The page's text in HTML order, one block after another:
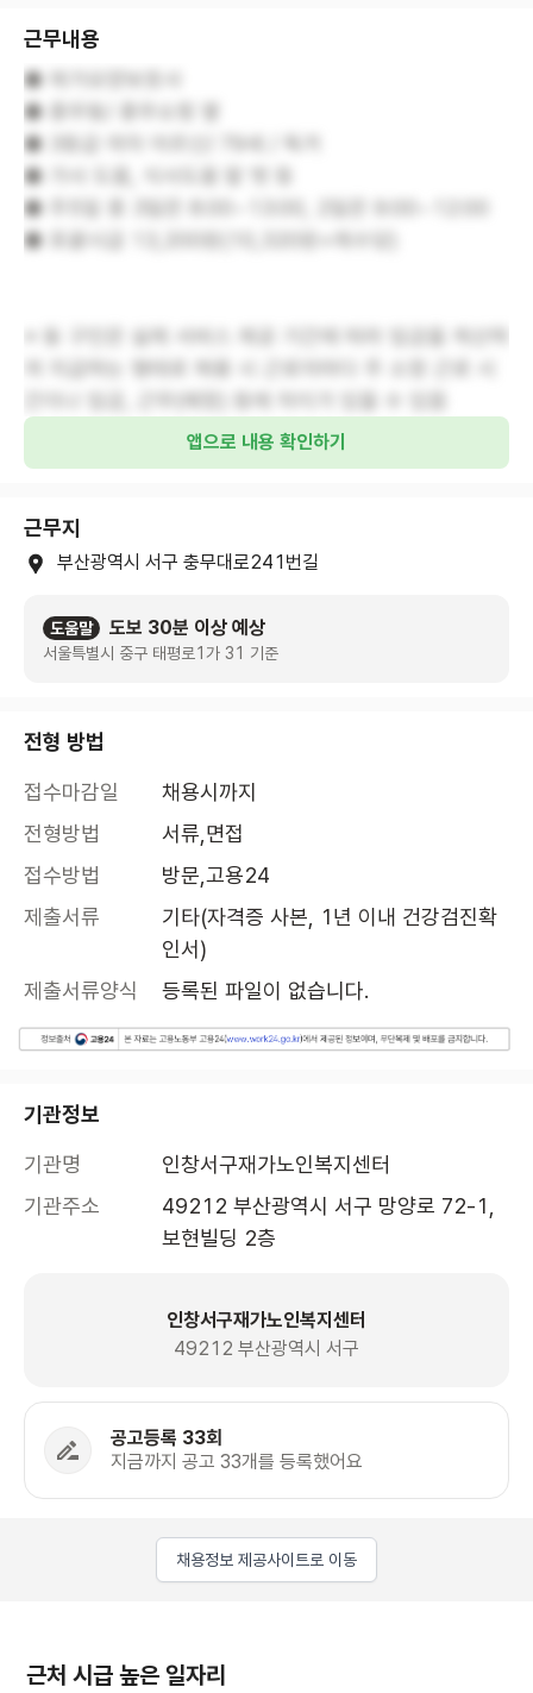
근무내용
● 재가요양보호사
● 충무동/ 충무쇼핑 옆
● 3등급 여자 어르신/ 79세 / 독거
● 가사 도움, 식사도움 말 벗 등
● 주5일 중 3일은 8:00~13:00, 2일은 9:00~12:00
● 포괄시급 13,200원(10,320원+제수당)
※ 동 구인은 실제 서비스 제공 기간에 따라 임금을 계산하
앱으로 내용 확인하기
근무지
부산광역시 서구 충무대로241번길
도움말 도보 30분 이상 예상
서울특별시 중구 태평로1가 31 기준
전형 방법
접수마감일
채용시까지
전형방법
서류,면접
접수방법
방문,고용24
제출서류
기타(자격증 사본, 1년 이내 건강검진확
인서)
제출서류양식
등록된 파일이 없습니다.
기관정보
기관명
인창서구재가노인복지센터
기관주소
49212 부산광역시 서구 망양로 72-1,
보현빌딩 2층
인창서구재가노인복지센터
49212 부산광역시 서구
공고등록 33회
지금까지 공고 33개를 등록했어요
채용정보 제공사이트로 이동
근처 시급 높은 일자리